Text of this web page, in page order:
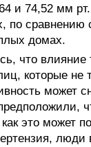
и 74,52 мм
по сравнению
домах.
что
которые не
может
это может